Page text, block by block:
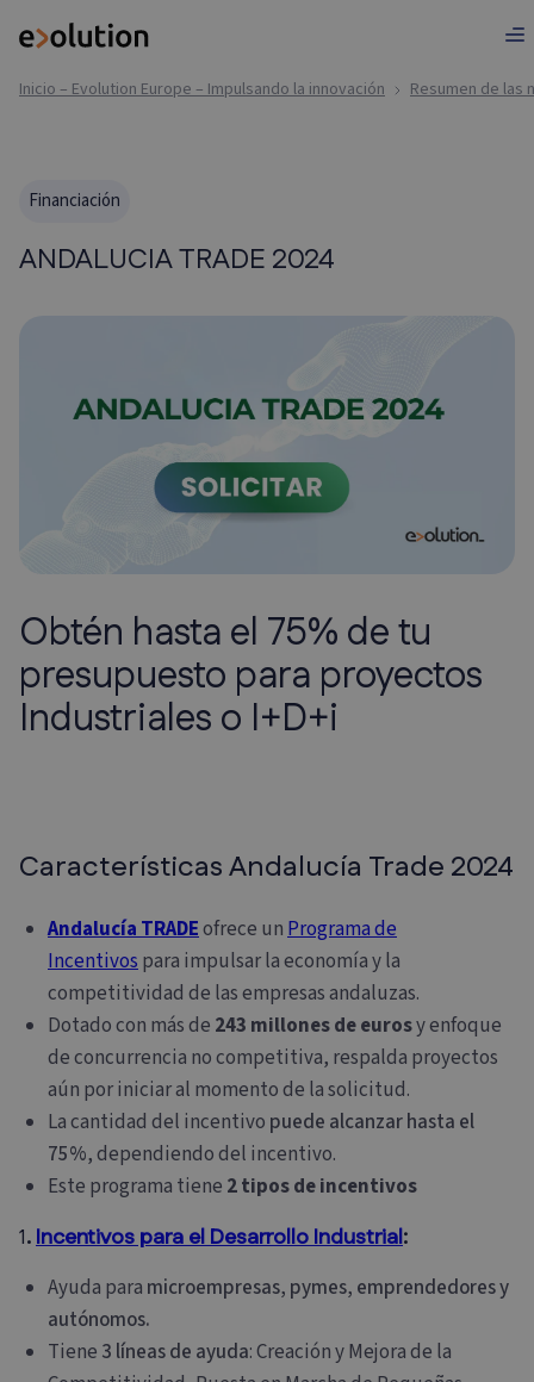
Inicio – Evolution Europe – Impulsando la innovación Resumen de las
Financiación
ANDALUCIA TRADE 2024
Obtén hasta el 75% de tu
presupuesto para proyectos
Industriales o I+D+i
Características Andalucía Trade 2024
Andalucía TRADEofrece unPrograma de
Incentivospara impulsar la economía y la
competitividad de las empresas andaluzas.
Dotado con más de 243 millones de eurosy enfoque
de concurrencia no competitiva, respalda proyectos
aún por iniciar al momento de la solicitud.
La cantidad del incentivo puede alcanzar hasta el
75%, dependiendo del incentivo.
Este programa tiene 2 tipos de incentivos
1.Incentivos para el Desarrollo Industrial:
Ayuda para microempresas, pymes, emprendedores y
autónomos.
Tiene 3 líneas de ayuda: Creación y Mejora de la